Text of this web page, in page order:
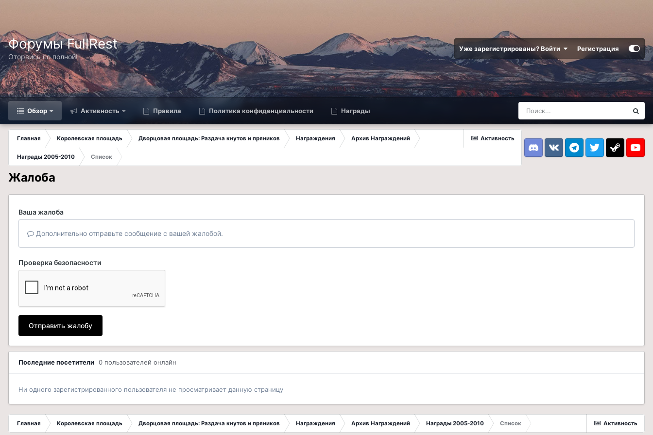
Форумы FullRest
Оторвись по полной!
Уже зарегистрированы? Войти Регистрация
Обзор Активность Правила Политика конфиденциальности Награды
Активность
Главная Королевская площадь Дворцовая площадь: Раздача кнутов и пряников Награждения Архив Награждений
Награды 2005-2010 Список DiscordVK TelegramTwitter Steam
Жалоба
Ваша жалоба
Дополнительно отправьте сообщение с вашей жалобой.
Проверка безопасности
Отправить жалобу
Последние посетители 0 пользователей онлайн
Ни одного зарегистрированного пользователя не просматривает данную страницу
Активность
Главная Королевская площадь Дворцовая площадь: Раздача кнутов и пряников Награждения Архив Награждений Награды 2005-2010 Список